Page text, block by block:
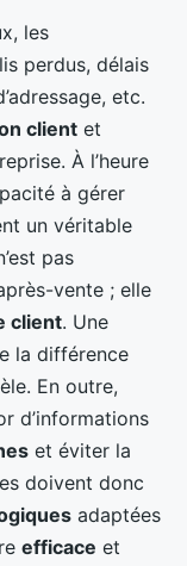
les
perdus, délais
etc.
client et
À l’heure
à gérer
un véritable
pas
vente ; elle
client. Une
la différence
En outre,
d’informations
et éviter la
doivent donc
adaptées
efficace et